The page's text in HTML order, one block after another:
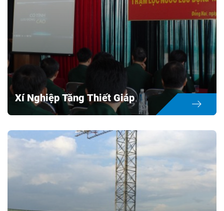
Công trình hệ thống lọc nước tinh khiết
Location:
tỉnh Kiên Giang
Investor:Nguyễn Văn A
Xử lí nước
Xí Nghiệp Tăng Thiết Giáp